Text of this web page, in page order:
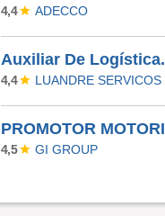
4,4 ADECCO
Auxiliar De Logística.
4,4
4,5 GI GROUP